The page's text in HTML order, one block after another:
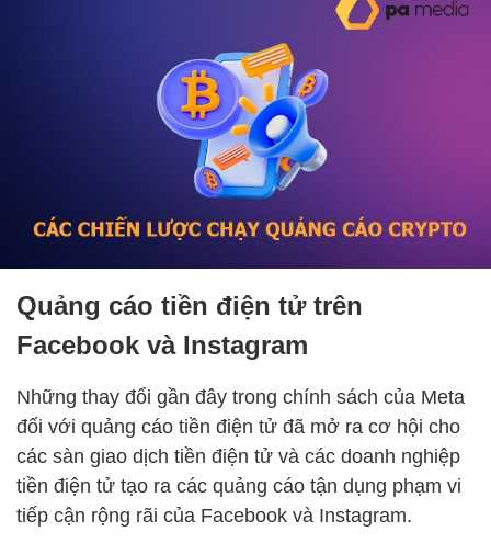
Quảng cáo tiền điện tử trên
Facebook và Instagram
Những thay đổi gần đây trong chính sách của Meta
đối với quảng cáo tiền điện tử đã mở ra cơ hội cho
các sàn giao dịch tiền điện tử và các doanh nghiệp
tiền điện tử tạo ra các quảng cáo tận dụng phạm vi
tiếp cận rộng rãi của Facebook và Instagram.